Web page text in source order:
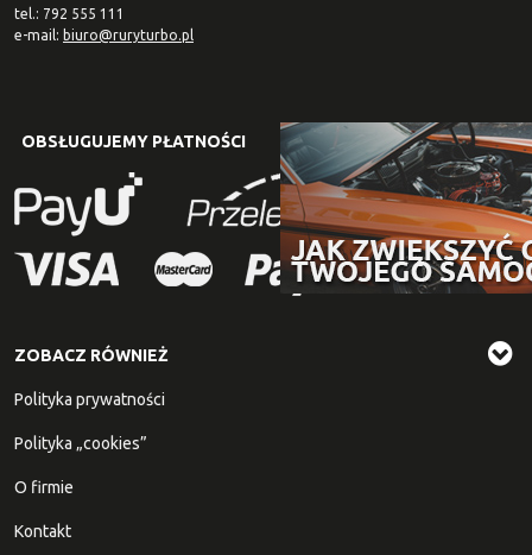
tel.: 792 555 111
e-mail: biuro@ruryturbo.pl
OBSŁUGUJEMY PŁATNOŚCI
ZOBACZ RÓWNIEŻ
Polityka prywatności
Polityka „cookies”
O firmie
Kontakt